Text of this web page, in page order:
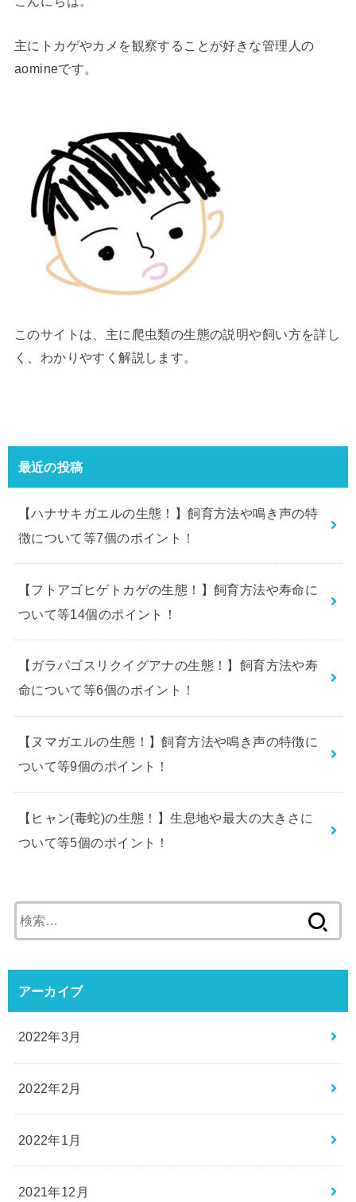
主にトカゲやカメを観察することが好きな管理人の
aomineです。
このサイトは、主に爬虫類の生態の説明や飼い方を詳し
く、わかりやすく解説します。
最近の投稿
【ハナサキガエルの生態！】飼育方法や鳴き声の特
徴について等7個のポイント！
【フトアゴヒゲトカゲの生態！】飼育方法や寿命に
ついて等14個のポイント！
【ガラパゴスリクイグアナの生態！】飼育方法や寿
命について等6個のポイント！
【ヌマガエルの生態！】飼育方法や鳴き声の特徴に
ついて等9個のポイント！
【ヒャン(毒蛇)の生態！】生息地や最大の大きさに
ついて等5個のポイント！
索:
アーカイブ
2022年3月
2022年2月
2022年1月
2021年12月